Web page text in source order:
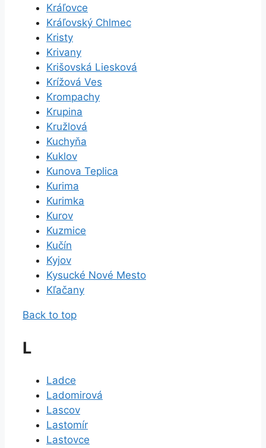
Kráľovce
Kráľovský Chlmec
Kristy
Krivany
Krišovská Liesková
Krížová Ves
Krompachy
Krupina
Kružlová
Kuchyňa
Kuklov
Kunova Teplica
Kurima
Kurimka
Kurov
Kuzmice
Kučín
Kyjov
Kysucké Nové Mesto
Kľačany
Back to top
L
Ladce
Ladomirová
Lascov
Lastomír
Lastovce